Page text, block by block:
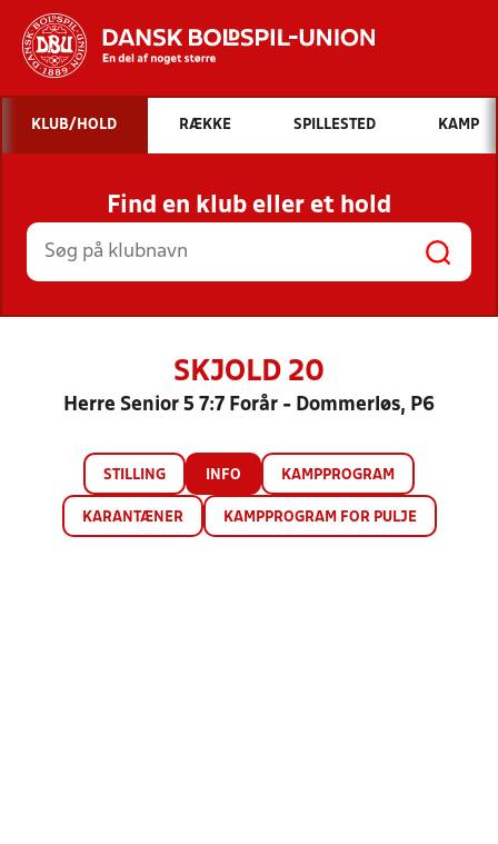
Hvad vil du søge efter?
INDHOLD OG NYHEDER
STILLINGER, RESULTATER, KLUBBER OG
HOLD
KLUB/HOLD RÆKKE SPILLESTED KAMP
Find en klub eller et hold
SKJOLD 20
Herre Senior 5 7:7 Forår - Dommerløs, P6
STILLING INFO KAMPPROGRAM
KARANTÆNER KAMPPROGRAM FOR PULJE